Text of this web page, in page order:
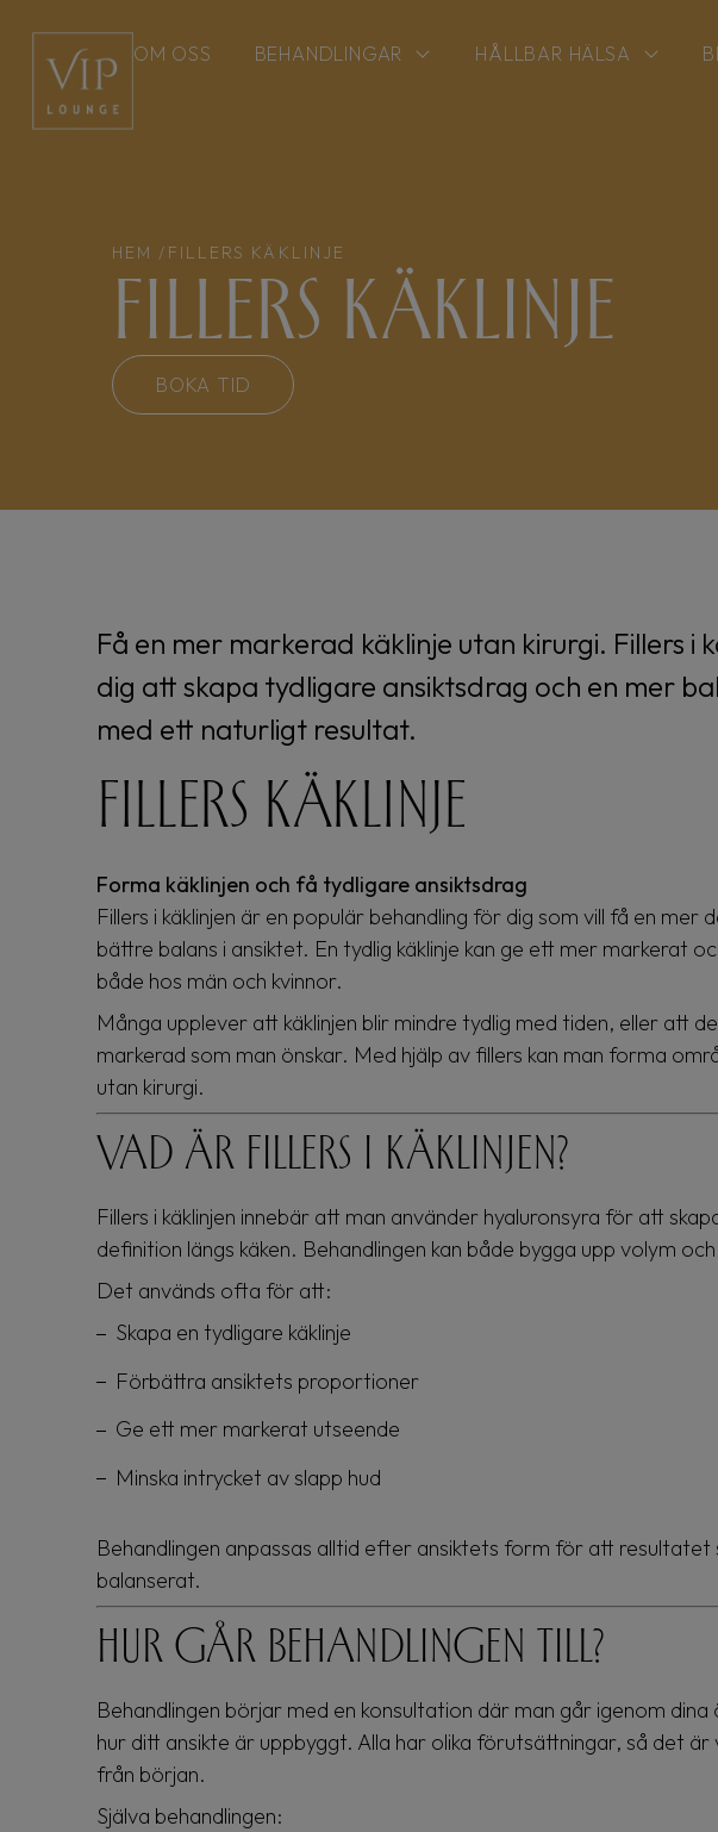
OM OSS BEHANDLINGAR HÅLLBAR HÄLSA
HEM / FILLERS KÄKLINJE
Fillers käklinje
BOKA TID
Få en mer markerad käklinje utan kirurgi. Fillers i
dig att skapa tydligare ansiktsdrag och en mer
med ett naturligt resultat.
Fillers käklinje
Forma käklinjen och få tydligare ansiktsdrag
Fillers i käklinjen är en populär behandling för dig som vill få en mer
bättre balans i ansiktet. En tydlig käklinje kan ge ett mer markerat
både hos män och kvinnor.
Många upplever att käklinjen blir mindre tydlig med tiden, eller att
markerad som man önskar. Med hjälp av fillers kan man forma
utan kirurgi.
Vad är fillers i käklinjen?
Fillers i käklinjen innebär att man använder hyaluronsyra för att
definition längs käken. Behandlingen kan både bygga upp volym
Det används ofta för att:
Skapa en tydligare käklinje
Förbättra ansiktets proportioner
Ge ett mer markerat utseende
Minska intrycket av slapp hud
Behandlingen anpassas alltid efter ansiktets form för att resultatet
balanserat.
Hur går behandlingen till?
Behandlingen börjar med en konsultation där man går igenom
hur ditt ansikte är uppbyggt. Alla har olika förutsättningar, så det
från början.
Själva behandlingen: